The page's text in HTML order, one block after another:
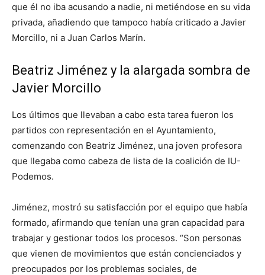
que él no iba acusando a nadie, ni metiéndose en su vida
privada, añadiendo que tampoco había criticado a Javier
Morcillo, ni a Juan Carlos Marín.
Beatriz Jiménez y la alargada sombra de
Javier Morcillo
Los últimos que llevaban a cabo esta tarea fueron los
partidos con representación en el Ayuntamiento,
comenzando con Beatriz Jiménez, una joven profesora
que llegaba como cabeza de lista de la coalición de IU-
Podemos.
Jiménez, mostró su satisfacción por el equipo que había
formado, afirmando que tenían una gran capacidad para
trabajar y gestionar todos los procesos. “Son personas
que vienen de movimientos que están concienciados y
preocupados por los problemas sociales, de